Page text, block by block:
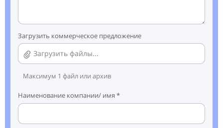
Загрузить коммерческое предложение
Загрузить файлы...
Максимум 1 файл или архив
Наименование компании/ имя *